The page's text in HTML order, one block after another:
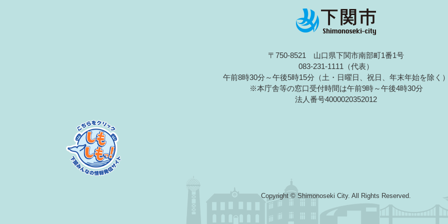
〒750-8521 山口県下関市南部町1番1号
083-231-1111（代表）
午前8時30分～午後5時15分（土・日曜日、祝日、年末年始を除く
※本庁舎等の窓口受付時間は午前9時～午後4時30分
法人番号4000020352012
Copyright © Shimonoseki City. All Rights Reserved.